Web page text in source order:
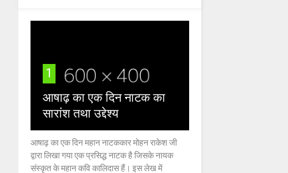
1
आषाढ़ का एक दिन नाटक का
सारांश तथा उद्देश्य
आषाढ़ का एक दिन महान नाटककार मोहन राकेश जी
द्वारा लिखा गया एक प्रसिद्ध नाटक है जिसके नायक
संस्कृत के महान कवि कालिदास हैं। इस लेख में